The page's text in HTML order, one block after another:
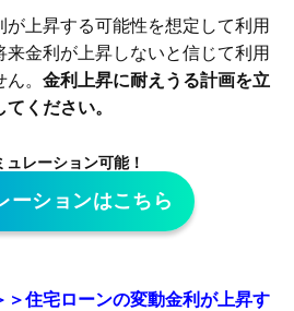
上昇する可能性を想定して利用
金利が上昇しないと信じて利用
。 金利上昇に耐えうる計画を立
ください。
レーション可能！
ーションはこちら
＞住宅ローンの変動金利が上昇す